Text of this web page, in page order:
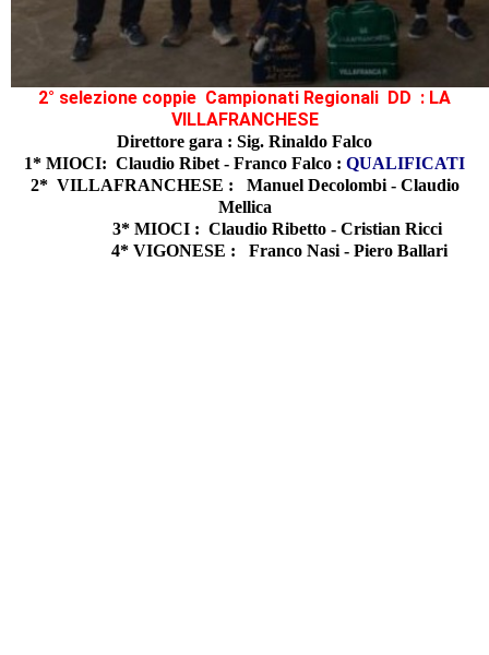
2° selezione coppie Campionati Regionali DD : LA
VILLAFRANCHESE
Direttore gara : Sig. Rinaldo Falco
1* MIOCI: Claudio Ribet - Franco Falco : QUALIFICATI
2* VILLAFRANCHESE : Manuel Decolombi - Claudio
Mellica
3* MIOCI : Claudio Ribetto - Cristian Ricci
4* VIGONESE : Franco Nasi - Piero Ballari